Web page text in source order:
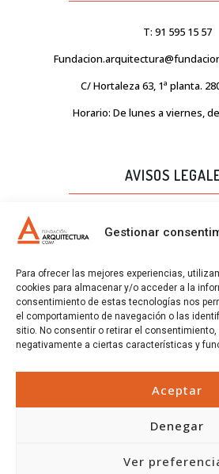
Gestionar
Para ofrecer las mejores experiencias,
cookies para almacenar y/o acceder a la
consentimiento de estas tecnologías nos
el comportamiento de navegación o las
sitio. No consentir o retirar el
negativamente a ciertas características y
Aceptar
Denegar
Ver
T: 91 595 15 57
C/ Hortaleza 63, 1ª planta.
Horario: De lunes a viernes,
AVISOS
POLÍTICA DE
POLÍTICA DE
CERTIFICADOS